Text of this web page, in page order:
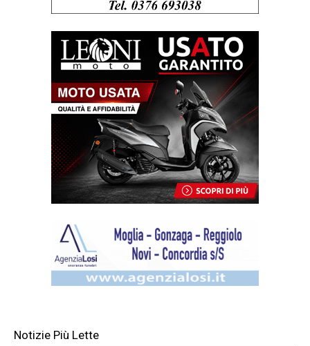
Notizie Più Lette